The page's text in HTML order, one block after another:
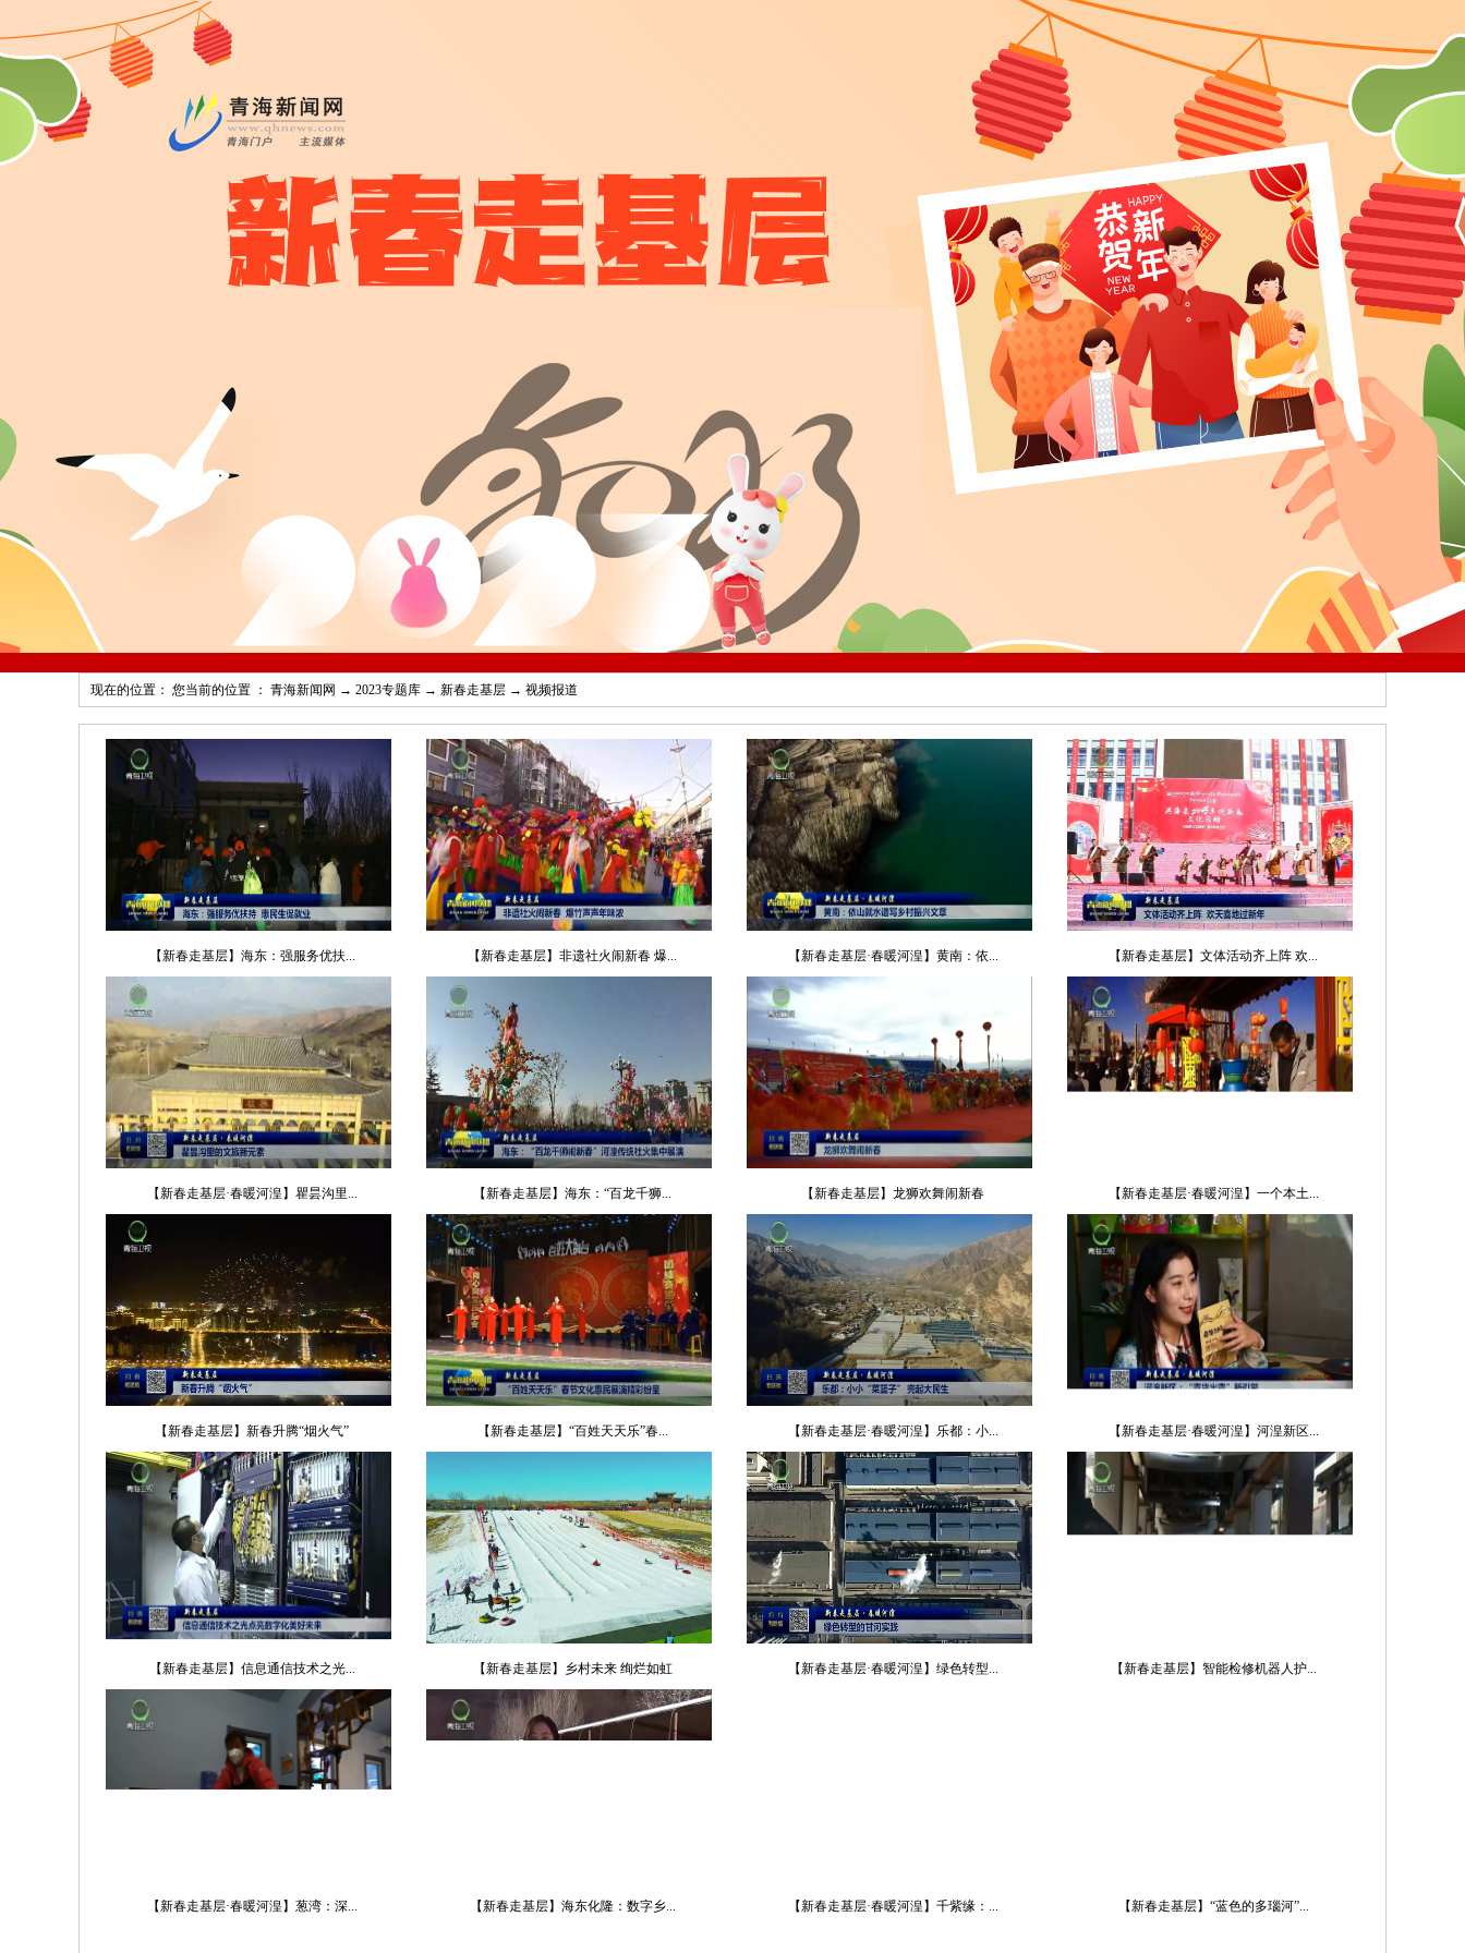
现在的位置： 您当前的位置 ： 青海新闻网 → 2023专题库 → 新春走基层 → 视频报道
【新春走基层】海东：强服务优扶... 【新春走基层】非遗社火闹新春 爆... 【新春走基层·春暖河湟】黄南：依... 【新春走基层】文体活动齐上阵 欢...
【新春走基层·春暖河湟】瞿昙沟里... 【新春走基层】海东：“百龙千狮... 【新春走基层】龙狮欢舞闹新春 【新春走基层·春暖河湟】一个本土...
【新春走基层】新春升腾“烟火气” 【新春走基层】“百姓天天乐”春... 【新春走基层·春暖河湟】乐都：小... 【新春走基层·春暖河湟】河湟新区...
【新春走基层】信息通信技术之光... 【新春走基层】乡村未来 绚烂如虹 【新春走基层·春暖河湟】绿色转型... 【新春走基层】智能检修机器人护...
【新春走基层·春暖河湟】葱湾：深... 【新春走基层】海东化隆：数字乡... 【新春走基层·春暖河湟】千紫缘：... 【新春走基层】“蓝色的多瑙河”...